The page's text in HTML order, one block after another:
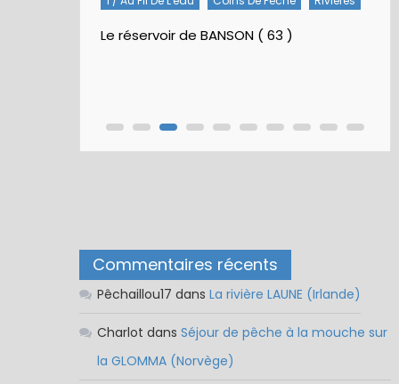
Commentaires récents
Pêchaillou17 dans La rivière LAUNE (Irlande)
Charlot dans Séjour de pêche à la mouche sur
la GLOMMA (Norvège)